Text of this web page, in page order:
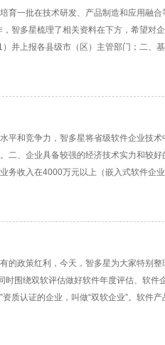
育一批在技术研发、产品制造和应用融合
智多星梳理了相关资料在下方，希望对企
并上报各县级市（区）主管部门；二、基
平和竞争力，智多星将省级软件企业技术
二、企业具备较强的经济技术实力和较好
务收入在4000万元以上（嵌入式软件企
的政策红利，今天，智多星为大家特别整
时围绕双软评估做好软件年度评估、软件
质认证的企业，叫做“双软企业”。软件产